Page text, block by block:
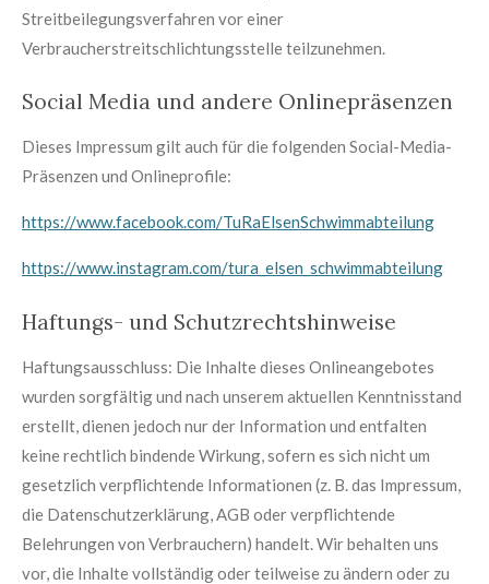
Streitbeilegungsverfahren vor einer
Verbraucherstreitschlichtungsstelle teilzunehmen.
Social Media und andere Onlinepräsenzen
Dieses Impressum gilt auch für die folgenden Social-Media-
Präsenzen und Onlineprofile:
https://www.facebook.com/TuRaElsenSchwimmabteilung
https://www.instagram.com/tura_elsen_schwimmabteilung
Haftungs- und Schutzrechtshinweise
Haftungsausschluss: Die Inhalte dieses Onlineangebotes
wurden sorgfältig und nach unserem aktuellen Kenntnisstand
erstellt, dienen jedoch nur der Information und entfalten
keine rechtlich bindende Wirkung, sofern es sich nicht um
gesetzlich verpflichtende Informationen (z. B. das Impressum,
die Datenschutzerklärung, AGB oder verpflichtende
Belehrungen von Verbrauchern) handelt. Wir behalten uns
vor, die Inhalte vollständig oder teilweise zu ändern oder zu